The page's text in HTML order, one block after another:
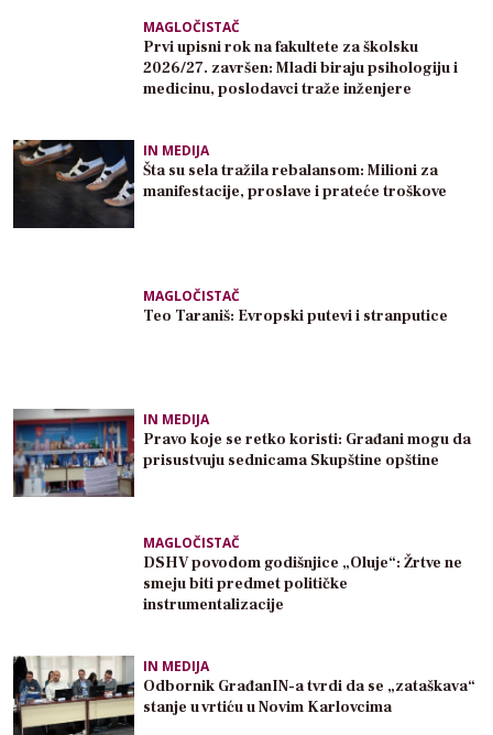
MAGLOČISTAČ
Prvi upisni rok na fakultete za školsku
2026/27. završen: Mladi biraju psihologiju i
medicinu, poslodavci traže inženjere
IN MEDIJA
Šta su sela tražila rebalansom: Milioni za
manifestacije, proslave i prateće troškove
MAGLOČISTAČ
Teo Taraniš: Evropski putevi i stranputice
IN MEDIJA
Pravo koje se retko koristi: Građani mogu da
prisustvuju sednicama Skupštine opštine
MAGLOČISTAČ
DSHV povodom godišnjice „Oluje“: Žrtve ne
smeju biti predmet političke
instrumentalizacije
IN MEDIJA
Odbornik GrađanIN-a tvrdi da se „zataškava“
stanje u vrtiću u Novim Karlovcima